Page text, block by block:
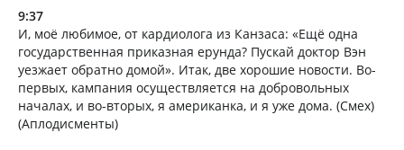
9:37
И, моё любимое, от кардиолога из Канзаса: «Ещё одна
государственная приказная ерунда? Пускай доктор Вэн
уезжает обратно домой». Итак, две хорошие новости. Во-
первых, кампания осуществляется на добровольных
началах, и во-вторых, я американка, и я уже дома. (Смех)
(Аплодисменты)